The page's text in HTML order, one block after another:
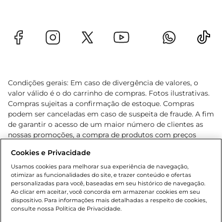
Condições gerais: Em caso de divergência de valores, o
valor válido é o do carrinho de compras. Fotos ilustrativas.
Compras sujeitas a confirmação de estoque. Compras
podem ser canceladas em caso de suspeita de fraude. A fim
de garantir o acesso de um maior número de clientes as
nossas promoções, a compra de produtos com preços
cliente. Os preços, ofertas e condições são exclusivos para
o e-commerce e válidos durante o dia de hoje, podendo
sofrer alterações sem prévia notificação. Proibida a venda
de bebidas alcoólicas para menores de 18 anos, conforme
Lei n.º 8069/90, art. 81, inciso II (Estatuto da Criança e do
Adolescente). Preços e condições exclusivos para o
Cookies e Privacidade
Usamos cookies para melhorar sua experiência de navegação,
otimizar as funcionalidades do site, e trazer conteúdo e ofertas
personalizadas para você, baseadas em seu histórico de navegação.
Ao clicar em aceitar, você concorda em armazenar cookies em seu
dispositivo. Para informações mais detalhadas a respeito de cookies,
consulte nossa Política de Privacidade.